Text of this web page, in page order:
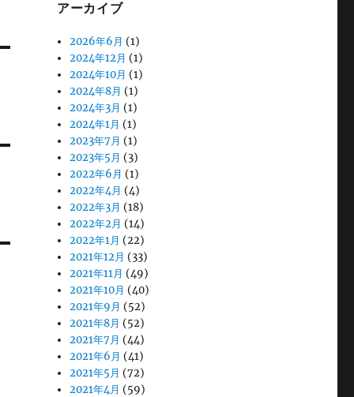
アーカイブ
2026年6月 (1)
2024年12月 (1)
2024年10月 (1)
2024年8月 (1)
2024年3月 (1)
2024年1月 (1)
2023年7月 (1)
2023年5月 (3)
2022年6月 (1)
2022年4月 (4)
2022年3月 (18)
2022年2月 (14)
2022年1月 (22)
2021年12月 (33)
2021年11月 (49)
2021年10月 (40)
2021年9月 (52)
2021年8月 (52)
2021年7月 (44)
2021年6月 (41)
2021年5月 (72)
2021年4月 (59)